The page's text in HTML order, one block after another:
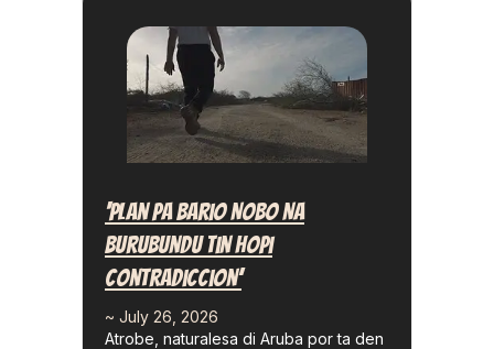
‘Plan Pa Bario Nobo Na
Burubundu Tin Hopi
Contradiccion’
~ July 26, 2026
Atrobe, naturalesa di Aruba por ta den